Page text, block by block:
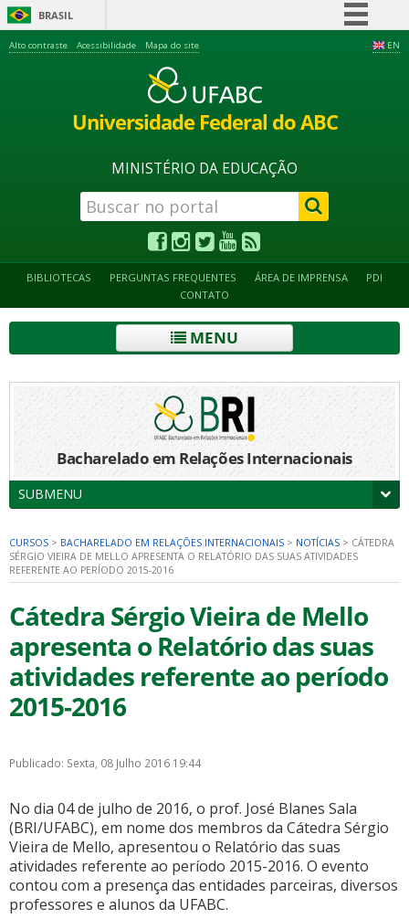
BRASIL
Acesso à informação
Legislação
Canais
EN
Alto contraste Acessibilidade Mapa do site
Universidade Federal do ABC
MINISTÉRIO DA EDUCAÇÃO
BIBLIOTECAS PERGUNTAS FREQUENTES ÁREA DE IMPRENSA
PDI
CONTATO
MENU
Bacharelado em Relações Internacionais
SUBMENU
CURSOS > BACHARELADO EM RELAÇÕES INTERNACIONAIS > NOTÍCIAS > CÁTEDRA
SÉRGIO VIEIRA DE MELLO APRESENTA O RELATÓRIO DAS SUAS ATIVIDADES
REFERENTE AO PERÍODO 2015-2016
Cátedra Sérgio Vieira de Mello
apresenta o Relatório das suas
atividades referente ao período
2015-2016
Publicado: Sexta, 08 Julho 2016 19:44
No dia 04 de julho de 2016, o prof. José Blanes Sala
(BRI/UFABC), em nome dos membros da Cátedra Sérgio
Vieira de Mello, apresentou o Relatório das suas
atividades referente ao período 2015-2016. O evento
contou com a presença das entidades parceiras, diversos
professores e alunos da UFABC.